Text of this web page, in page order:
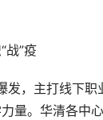
战”疫
发，主打线下职
量。华清各中